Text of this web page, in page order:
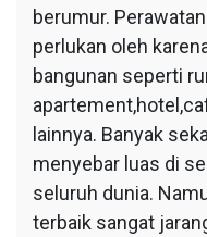
berumur.
perlukan oleh
bangunan seperti
lainnya. Banyak
menyebar luas di
seluruh dunia.
terbaik sangat